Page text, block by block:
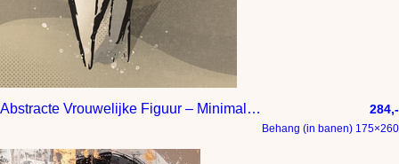
Abstracte Vrouwelijke Figuur – Minimalistische Lijnkunst in Aardetinten | Moderne Wanddecoratie 284,-
Behang (in banen) 175×260